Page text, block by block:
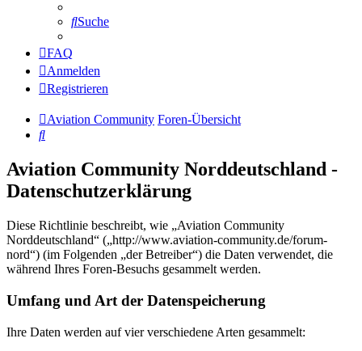
Suche
FAQ
Anmelden
Registrieren
Aviation Community Foren-Übersicht
Suche
Aviation Community Norddeutschland -
Datenschutzerklärung
Diese Richtlinie beschreibt, wie „Aviation Community
Norddeutschland“ („http://www.aviation-community.de/forum-
nord“) (im Folgenden „der Betreiber“) die Daten verwendet, die
während Ihres Foren-Besuchs gesammelt werden.
Umfang und Art der Datenspeicherung
Ihre Daten werden auf vier verschiedene Arten gesammelt: